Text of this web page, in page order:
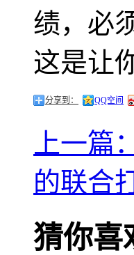
绩，必
这是让
分享到： QQ空间
上一篇
的联合
猜你喜